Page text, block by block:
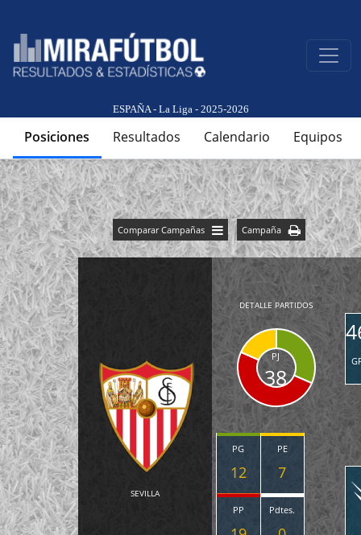
ESPAÑA - La Liga - 2025-2026
Posiciones Resultados Calendario Equipos
Comparar Campañas Campaña
SEVILLA
DETALLE PARTIDOS
PJ
38
PG
12
PE
7
PP Pdtes.